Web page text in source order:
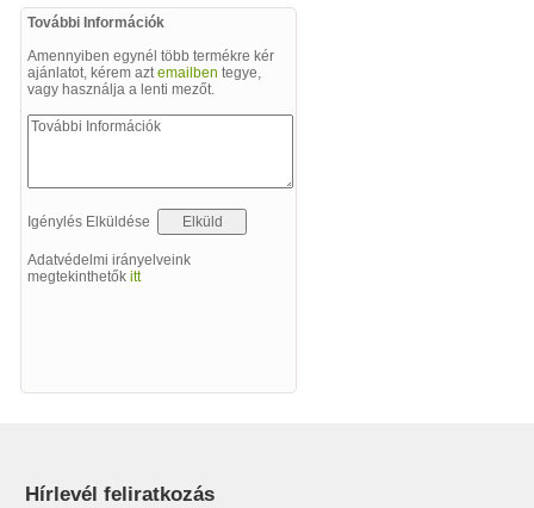
További Információk
Amennyiben egynél több termékre kér
ajánlatot, kérem aztemailben tegye,
vagy használja a lenti mezőt.
Igénylés Elküldése
Adatvédelmi irányelveink
megtekinthetőkitt
Hírlevél feliratkozás